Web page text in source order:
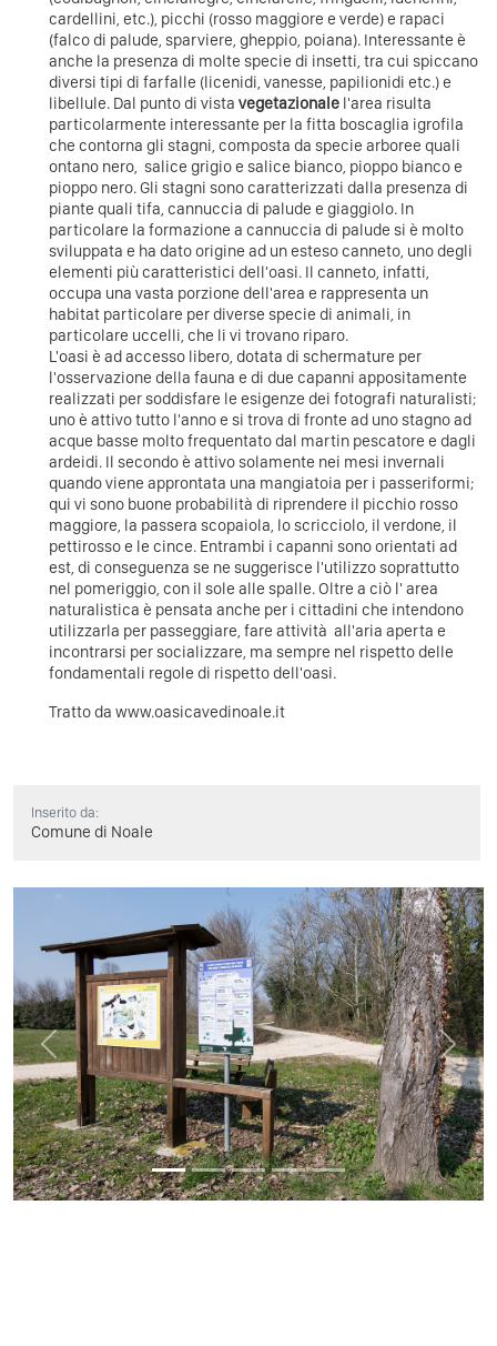
cardellini, etc.), picchi (rosso maggiore e verde) e rapaci
(falco di palude, sparviere, gheppio, poiana). Interessante è
anche la presenza di molte specie di insetti, tra cui spiccano
diversi tipi di farfalle (licenidi, vanesse, papilionidi etc.) e
libellule. Dal punto di vista vegetazionale l'area risulta
particolarmente interessante per la fitta boscaglia igrofila
che contorna gli stagni, composta da specie arboree quali
ontano nero, salice grigio e salice bianco, pioppo bianco e
pioppo nero. Gli stagni sono caratterizzati dalla presenza di
piante quali tifa, cannuccia di palude e giaggiolo. In
particolare la formazione a cannuccia di palude si è molto
sviluppata e ha dato origine ad un esteso canneto, uno degli
elementi più caratteristici dell'oasi. Il canneto, infatti,
occupa una vasta porzione dell'area e rappresenta un
habitat particolare per diverse specie di animali, in
particolare uccelli, che li vi trovano riparo.
L'oasi è ad accesso libero, dotata di schermature per
l'osservazione della fauna e di due capanni appositamente
realizzati per soddisfare le esigenze dei fotografi naturalisti;
uno è attivo tutto l'anno e si trova di fronte ad uno stagno ad
acque basse molto frequentato dal martin pescatore e dagli
ardeidi. Il secondo è attivo solamente nei mesi invernali
quando viene approntata una mangiatoia per i passeriformi;
qui vi sono buone probabilità di riprendere il picchio rosso
maggiore, la passera scopaiola, lo scricciolo, il verdone, il
pettirosso e le cince. Entrambi i capanni sono orientati ad
est, di conseguenza se ne suggerisce l'utilizzo soprattutto
nel pomeriggio, con il sole alle spalle. Oltre a ciò l' area
naturalistica è pensata anche per i cittadini che intendono
utilizzarla per passeggiare, fare attività all'aria aperta e
incontrarsi per socializzare, ma sempre nel rispetto delle
fondamentali regole di rispetto dell'oasi.
Tratto da www.oasicavedinoale.it
Inserito da:
Comune di Noale
Previous Next